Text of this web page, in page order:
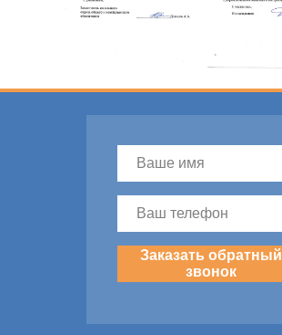
Заказать обратный
звонок